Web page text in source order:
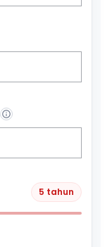
5 tahun